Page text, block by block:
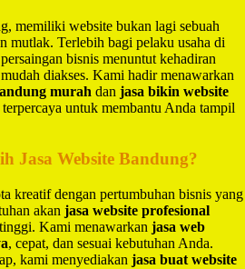
memiliki website bukan lagi sebuah
mutlak. Terlebih bagi pelaku usaha di
bisnis menuntut kehadiran
diakses. Kami hadir menawarkan
murah dan jasa bikin website
untuk membantu Anda tampil
Jasa Website Bandung?
kreatif dengan pertumbuhan bisnis yang
akan jasa website profesional
Kami menawarkan jasa web
, cepat, dan sesuai kebutuhan Anda.
kami menyediakan jasa buat website